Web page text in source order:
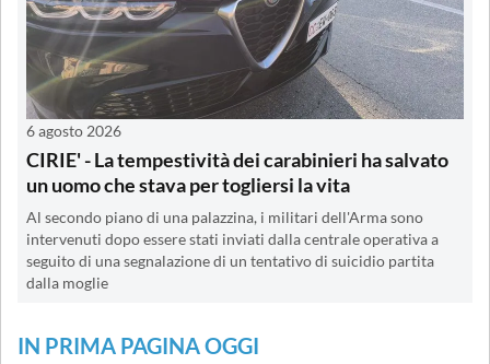
6 agosto 2026
CIRIE' - La tempestività dei carabinieri ha salvato
un uomo che stava per togliersi la vita
Al secondo piano di una palazzina, i militari dell'Arma sono
intervenuti dopo essere stati inviati dalla centrale operativa a
seguito di una segnalazione di un tentativo di suicidio partita
dalla moglie
IN PRIMA PAGINA OGGI